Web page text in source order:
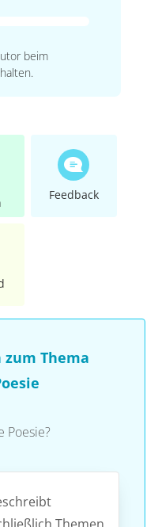
beim
Feedback
zum Thema
Poesie?